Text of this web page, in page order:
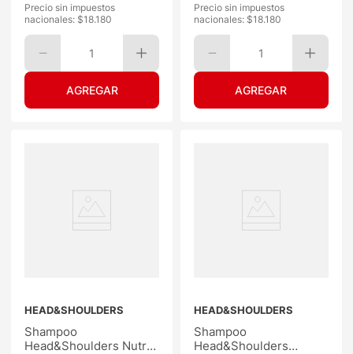
Precio sin impuestos
nacionales: $18.180
1
Precio sin impuestos
nacionales: $18.180
1
HEAD&SHOULDERS
Shampoo
Head&Shoulders Nutri
HEAD&SHOULDERS
Shampoo
Head&Shoulders